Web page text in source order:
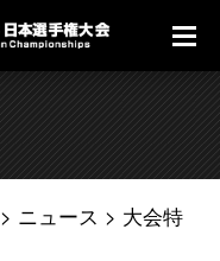
ニュース
大会特